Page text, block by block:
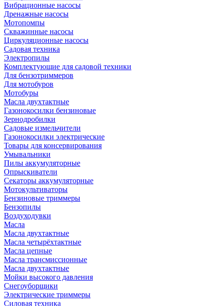
Вибрационные насосы
Дренажные насосы
Мотопомпы
Скважинные насосы
Циркуляционные насосы
Садовая техника
Электропилы
Комплектующие для садовой техники
Для бензотриммеров
Для мотобуров
Мотобуры
Масла двухтактные
Газонокосилки бензиновые
Зернодробилки
Садовые измельчители
Газонокосилки электрические
Товары для консервирования
Умывальники
Пилы аккумуляторные
Опрыскиватели
Секаторы аккумуляторные
Мотокультиваторы
Бензиновые триммеры
Бензопилы
Воздуходувки
Масла
Масла двухтактные
Масла четырёхтактные
Масла цепные
Масла трансмиссионные
Масла двухтактные
Мойки высокого давления
Снегоуборщики
Электрические триммеры
Силовая техника